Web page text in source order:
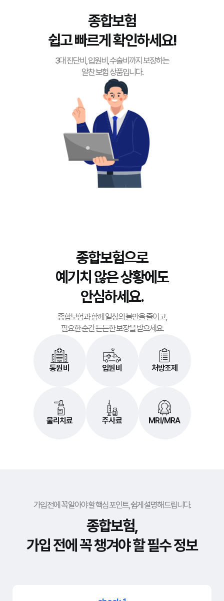
보험나이 60세
김** 보험나이 26세 05분전
보험나이 42세
박** 보험나이 23세
이** 보험나이 33세
강** 보험나이 29세
보험나이 50세
김** 보험나이 32세
보험나이 43세
김** 보험나이 38세
종합보험
쉽고 빠르게 확인하세요!
3대 진단비, 입원비, 수술비까지 보장하는
알찬 보험 상품입니다.
종합보험으로
예기치 않은 상황에도
안심하세요.
종합보험과 함께 일상의 불안을 줄이고,
필요한 순간 든든한 보장을 받으세요.
통원비 입원비 처방조제
물리치료 주사료 MRI/MRA
가입 전에 꼭 알아야 할 핵심 포인트,쉽게 설명해 드립니다.
종합보험,
가입 전에 꼭 챙겨야 할 필수 정보